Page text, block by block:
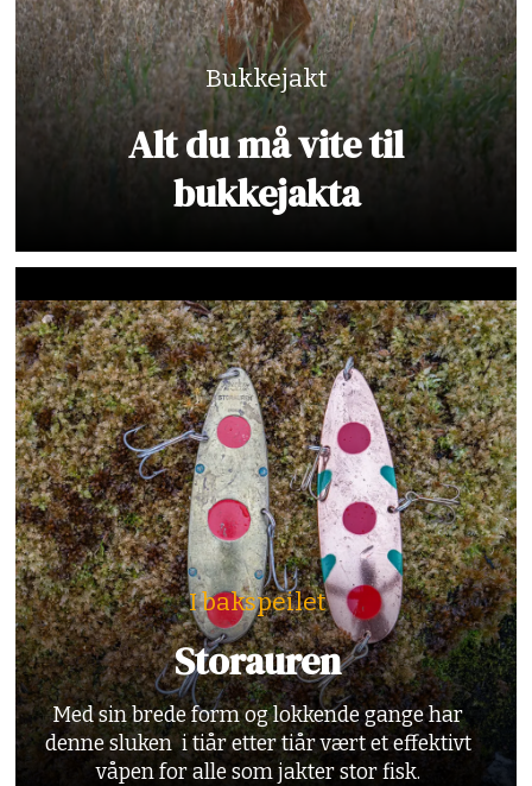
Bukkejakt
Alt du må vite til
bukkejakta
I bakspeilet
Storauren
Med sin brede form og lokkende gange har
denne sluken i tiår etter tiår vært et effektivt
våpen for alle som jakter stor fisk.